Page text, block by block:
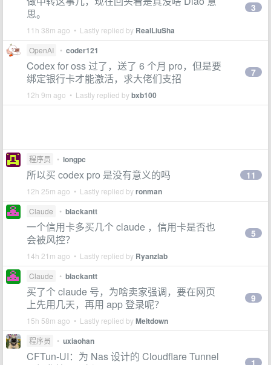
思。
11h 38m ago • Lastly replied by RealLiuSha
3
OpenAI • coder121
Codex for oss 过了，送了 6 个月 pro，但是要
绑定银行卡才能激活，求大佬们支招
12h 9m ago • Lastly replied bybxb100
7
程序员 • longpc
所以买 codex pro 是没有意义的吗
12h 25m ago • Lastly replied byronman
11
Claude • blackantt
一个信用卡多买几个 claude ，信用卡是否也
会被风控？
14h 21m ago • Lastly replied by Ryanzlab
5
Claude • blackantt
买了个 claude 号，为啥卖家强调，要在网页
上先用几天，再用 app 登录呢？
15h 58m ago • Lastly replied byMeltdown
9
程序员 • uxiaohan
CFTun-UI：为 Nas 设计的 Cloudflare Tunnel
1